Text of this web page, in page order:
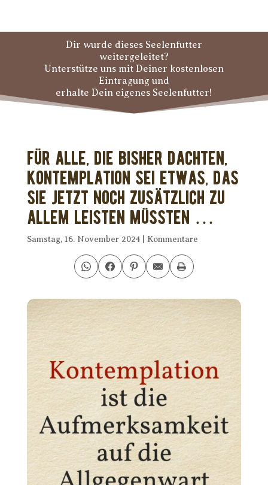
Dir wurde dieses Seelenfutter
weitergeleitet?
Unterstütze uns mit Deiner kostenlosen
Eintragung und
erhalte Dein eigenes Seelenfutter!
Für alle, die bisher dachten,
Kontemplation sei etwas, das
sie jetzt noch zusätzlich zu
allem leisten müssten …
Samstag, 16. November 2024| Kommentare